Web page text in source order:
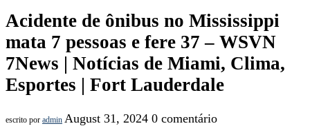
Acidente de ônibus no Mississippi
mata 7 pessoas e fere 37 – WSVN
7News | Notícias de Miami, Clima,
Esportes | Fort Lauderdale
escrito por admin August 31, 2024 0 comentário